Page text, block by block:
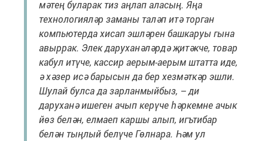
мәтең бу­ларак тиз аң­лап аласың. Яңа
технологияләр заманы таләп итә торган
компьютерда хисап эшләрен башкаруы гына
авыррак. Элек даруханәләрдә җитәкче, товар
кабул итүче, кассир аерым-аерым штатта иде,
ә хәзер исә барысын да бер хезмәткәр эшли.
Шулай булса да зарланмыйбыз, – ди
даруханә ишеген ачып керүче һәркемне ачык
йөз белән, елмаеп каршы алып, игътибар
белән тыңлый белүче Гөлнара. Һәм ул